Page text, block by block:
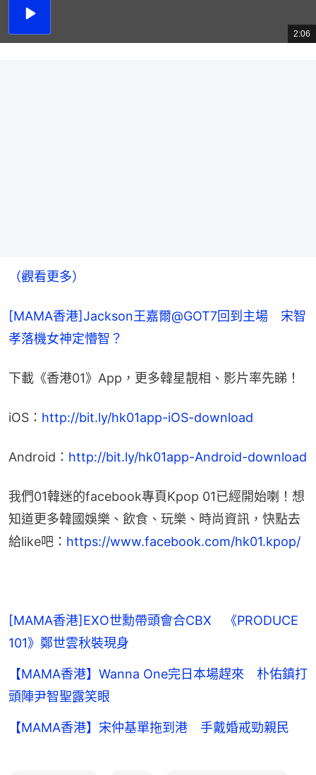
播
總
共
2:06
（觀看更多）
[MAMA香港]Jackson王嘉爾@GOT7回到主場　宋智
孝落機女神定懵智？
下載《香港01》App，更多韓星靚相、影片率先睇！
iOS： http://bit.ly/hk01app-iOS-download
Android： http://bit.ly/hk01app-Android-download
我們01韓迷的facebook專頁Kpop 01已經開始喇！想
知道更多韓國娛樂、飲食、玩樂、時尚資訊，快點去
給like吧： https://www.facebook.com/hk01.kpop/
[MAMA香港]EXO世勳帶頭會合CBX 《PRODUCE
101》鄭世雲秋裝現身
【MAMA香港】Wanna One完日本場趕來 朴佑鎮打
頭陣尹智聖露笑眼
【MAMA香港】宋仲基單拖到港 手戴婚戒勁親民